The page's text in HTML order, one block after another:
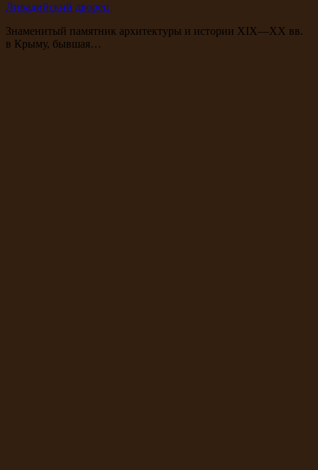
Ливадийский дворец
Знаменитый памятник архитектуры и истории XIX—XX вв.
в Крыму, бывшая…